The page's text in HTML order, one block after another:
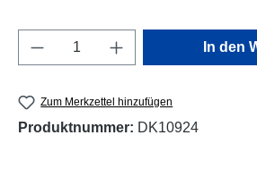
Produkt Anzahl: Gib den
In den
Zum Merkzettel hinzufügen
Produktnummer: DK10924